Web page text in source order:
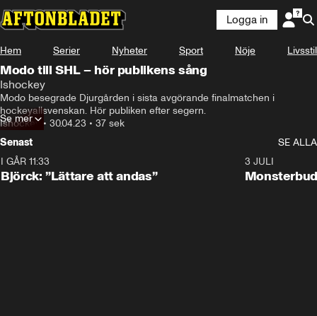
Logga in
Hem Serier Nyheter Sport Nöje Livsstil
Modo till SHL – hör publikens sång
Ishockey
Modo besegrade Djurgården i sista avgörande finalmatchen i
hockeyallsvenskan. Hör publiken efter segern.
Ishockey• 30.04.23 • 37 sek
Se mer
Senast
SE ALLA
I GÅR 11:33
Björck: ”Lättare att andas”
3 JULI